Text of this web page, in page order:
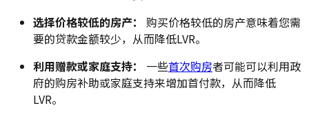
选择价格较低的房产：
购买价格较低的房产意味着您需
要的贷款金额较少，从而降低LVR。
利用赠款或家庭支持：
一些首次购房者可能可以利用政
府的购房补助或家庭支持来增加首付款，从而降低
LVR。